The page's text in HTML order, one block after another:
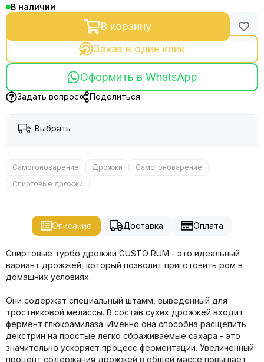
В наличии
В корзину
Заказ в один клик
Оформить в WhatsApp
Задать вопрос Поделиться
Выбрать
Самогоноварение Дрожжи
Самогоноварение
Спиртовые дрожжи
Описание Доставка Оплата
Спиртовые турбо дрожжи GUSTO RUM - это идеальный
вариант дрожжей, который позволит приготовить ром в
домашних условиях.
Они содержат специальный штамм, выведенный для
тростниковой мелассы. В состав сухих дрожжей входит
фермент глюкоамилаза. Именно она способна расщепить
декстрин на простые легко сбраживаемые сахара - это
значительно ускоряет процесс ферментации. Увеличенный
процент содержания дрожжей в общей массе повышает